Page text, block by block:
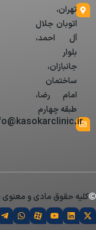
تهران،
اتوبان جلال
آل احمد،
بلوار
جانبازان،
ساختمان
امام رضا،
طبقه چهارم
کلیه حقوق مادی و